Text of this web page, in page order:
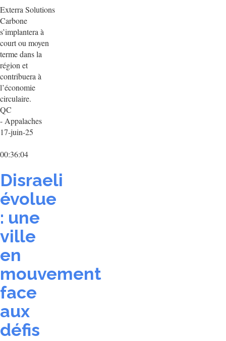
Exterra Solutions
Carbone
s’implantera à
court ou moyen
terme dans la
région et
contribuera à
l’économie
circulaire.
QC
- Appalaches
17-juin-25
00:36:04
Disraeli
évolue
: une
ville
en
mouvement
face
aux
défis